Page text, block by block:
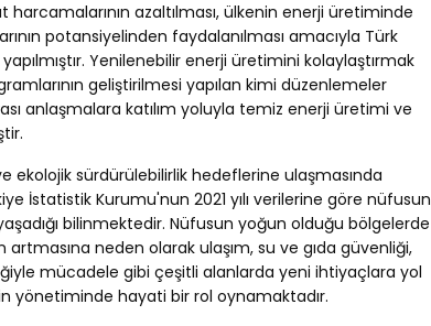
azaltılması, ülkenin enerji üretiminde
potansiyelinden faydalanılması amacıyla Türk
Yenilenebilir enerji üretimini kolaylaştırmak
geliştirilmesi yapılan kimi düzenlemeler
anlaşmalara katılım yoluyla temiz enerji üretimi ve
ekolojik sürdürülebilirlik hedeflerine ulaşmasında
İstatistik Kurumu'nun 2021 yılı verilerine göre nüfusun
bilinmektedir. Nüfusun yoğun olduğu bölgelerde
neden olarak ulaşım, su ve gıda güvenliği,
mücadele gibi çeşitli alanlarda yeni ihtiyaçlara yol
yönetiminde hayati bir rol oynamaktadır.